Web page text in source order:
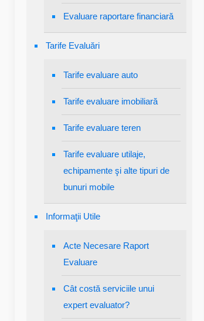
Evaluare raportare financiară
Tarife Evaluări
Tarife evaluare auto
Tarife evaluare imobiliară
Tarife evaluare teren
Tarife evaluare utilaje,
echipamente şi alte tipuri de
bunuri mobile
Informaţii Utile
Acte Necesare Raport
Evaluare
Cât costă serviciile unui
expert evaluator?